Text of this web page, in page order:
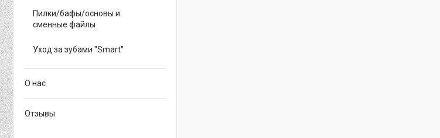
Пилки/бафы/основы и
сменные файлы
Уход за зубами "Smart"
О нас
Отзывы